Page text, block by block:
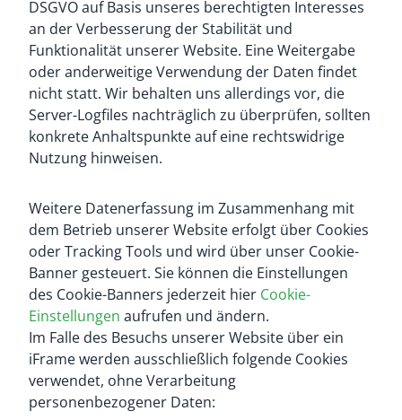
DSGVO auf Basis unseres berechtigten Interesses
an der Verbesserung der Stabilität und
Funktionalität unserer Website. Eine Weitergabe
oder anderweitige Verwendung der Daten findet
nicht statt. Wir behalten uns allerdings vor, die
Server-Logfiles nachträglich zu überprüfen, sollten
konkrete Anhaltspunkte auf eine rechtswidrige
Nutzung hinweisen.
Weitere Datenerfassung im Zusammenhang mit
dem Betrieb unserer Website erfolgt über Cookies
oder Tracking Tools und wird über unser Cookie-
Banner gesteuert. Sie können die Einstellungen
des Cookie-Banners jederzeit hier Cookie-
Einstellungen aufrufen und ändern.
Im Falle des Besuchs unserer Website über ein
iFrame werden ausschließlich folgende Cookies
verwendet, ohne Verarbeitung
personenbezogener Daten: